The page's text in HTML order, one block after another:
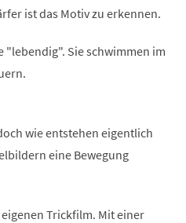
ist das Motiv zu erkennen.
"lebendig". Sie schwimmen im
wie entstehen eigentlich
eine Bewegung
Trickfilm. Mit einer